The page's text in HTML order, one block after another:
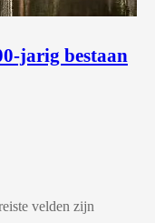
jarig bestaan
velden zijn